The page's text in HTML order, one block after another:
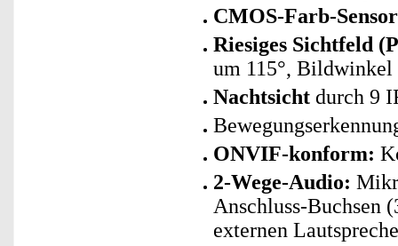
CMOS-Farb-
Riesiges Sichtfeld
um 115°, Bildwinkel
Nachtsicht durch 9
ONVIF-konform:
2-Wege-Audio:
Anschluss-Buchsen
externen